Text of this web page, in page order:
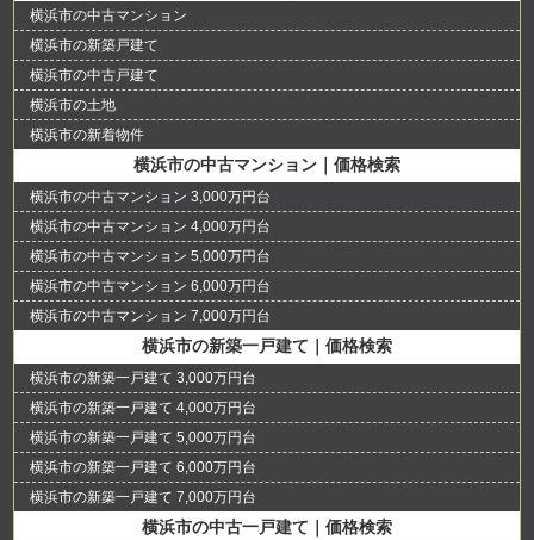
横浜市の中古マンション
横浜市の新築戸建て
横浜市の中古戸建て
横浜市の土地
横浜市の新着物件
横浜市の中古マンション｜価格検索
横浜市の中古マンション 3,000万円台
横浜市の中古マンション 4,000万円台
横浜市の中古マンション 5,000万円台
横浜市の中古マンション 6,000万円台
横浜市の中古マンション 7,000万円台
横浜市の新築一戸建て｜価格検索
横浜市の新築一戸建て 3,000万円台
横浜市の新築一戸建て 4,000万円台
横浜市の新築一戸建て 5,000万円台
横浜市の新築一戸建て 6,000万円台
横浜市の新築一戸建て 7,000万円台
横浜市の中古一戸建て｜価格検索